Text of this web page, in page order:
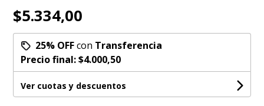
$5.334,00
25% OFFcon Transferencia
Precio final:$4.000,50
Ver cuotas y descuentos